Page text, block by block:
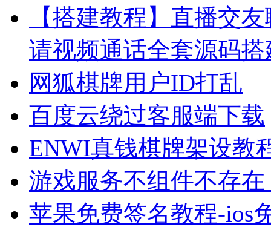
【搭建教程】直播交
请视频通话全套源码
网狐棋牌用户ID打乱
百度云绕过客服端下载
ENWI真钱棋牌架设教
游戏服务不组件不存
苹果免费签名教程-ios